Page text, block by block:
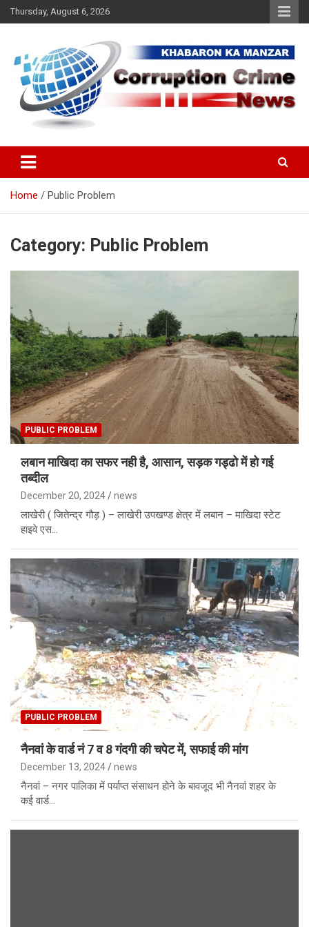
Skip
to
Thursday, August 6, 2026
Corruption Crime News
Home Public Problem
Category: Public Problem
PUBLIC PROBLEM
लबान माखिदा का सफर नही है, आसान, सड़क गड्ढो में हो गई
तब्दील
December 20, 2024 news
लाखेरी ( जितेन्द्र गौड़ ) – लाखेरी उपखण्ड क्षेत्र में लबान – माखिदा स्टेट
हाइवे एस…
PUBLIC PROBLEM
नैनवां के वार्ड नं 7 व 8 गंदगी की चपेट में, सफाई की मांग
December 13, 2024 news
नैनवां – नगर पालिका में पर्याप्त संसाधन होने के बावजूद भी नैनवां शहर के
कई वार्ड…